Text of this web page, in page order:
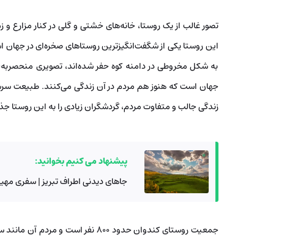
تصور غالب از یک روستا، خانه‌های خشتی و گلی در کنار مزارع
این روستا یکی از شگفت‌انگیزترین روستاهای صخره‌ای در
به شکل مخروطی در دامنه کوه حفر شده‌اند، تصویری
جهان است که هنوز هم مردم در آن زندگی می‌کنند. طبیعت
زندگی جالب و متفاوت مردم، گردشگران زیادی را به این روستا
پیشنهاد می کنیم بخوانید:
جاهای دیدنی اطراف تبریز | سفری
جمعیت روستای کندوان حدود ۸۰۰ نفر